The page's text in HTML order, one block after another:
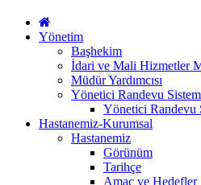
Yönetim
Başhekim
İdari ve Mali Hizmetler
Müdür Yardımcısı
Yönetici Randevu
Yönetici Randevu
Hastanemiz-Kurumsal
Hastanemiz
Görünüm
Tarihçe
Amaç ve Hedefler